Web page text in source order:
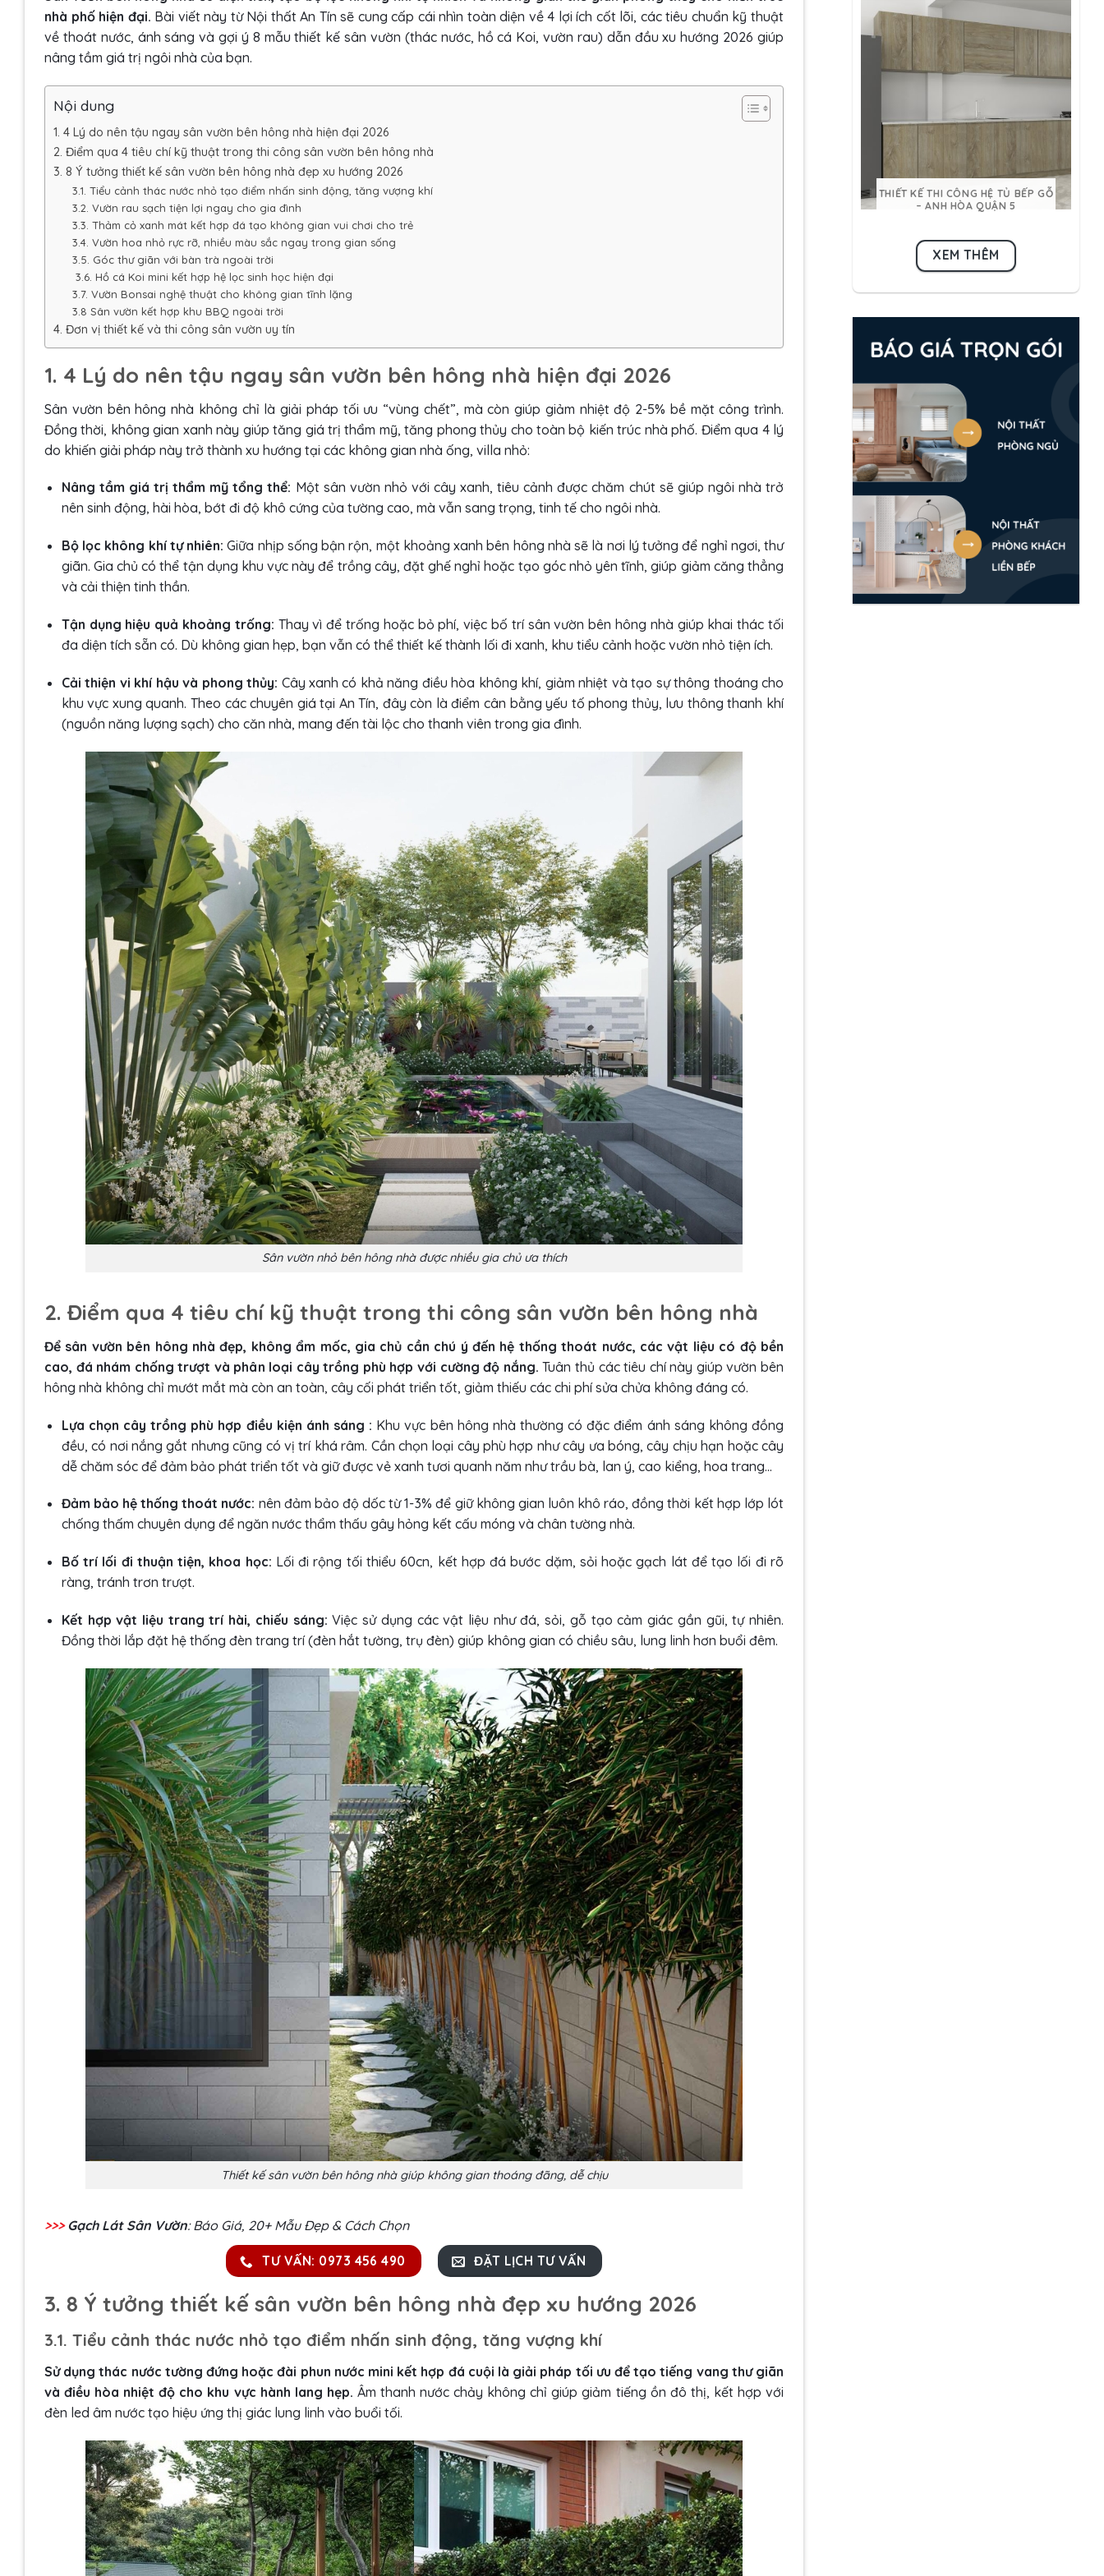
nhà phố hiện đại. Bài viết này từ Nội thất An Tín sẽ cung cấp cái nhìn toàn diện về 4 lợi ích cốt lõi, các tiêu chuẩn kỹ thuật
về thoát nước, ánh sáng và gợi ý 8 mẫu thiết kế sân vườn (thác nước, hồ cá Koi, vườn rau) dẫn đầu xu hướng 2026 giúp
nâng tầm giá trị ngôi nhà của bạn.
Nội dung
1. 4 Lý do nên tậu ngay sân vườn bên hông nhà hiện đại 2026
2. Điểm qua 4 tiêu chí kỹ thuật trong thi công sân vườn bên hông nhà
3. 8 Ý tưởng thiết kế sân vườn bên hông nhà đẹp xu hướng 2026
3.1. Tiểu cảnh thác nước nhỏ tạo điểm nhấn sinh động, tăng vượng khí
3.2. Vườn rau sạch tiện lợi ngay cho gia đình
3.3. Thảm cỏ xanh mát kết hợp đá tạo không gian vui chơi cho trẻ
3.4. Vườn hoa nhỏ rực rỡ, nhiều màu sắc ngay trong gian sống
3.5. Góc thư giãn với bàn trà ngoài trời
3.6. Hồ cá Koi mini kết hợp hệ lọc sinh học hiện đại
3.7. Vườn Bonsai nghệ thuật cho không gian tĩnh lặng
3.8 Sân vườn kết hợp khu BBQ ngoài trời
4. Đơn vị thiết kế và thi công sân vườn uy tín
1. 4 Lý do nên tậu ngay sân vườn bên hông nhà hiện đại 2026
Sân vườn bên hông nhà không chỉ là giải pháp tối ưu “vùng chết”, mà còn giúp giảm nhiệt độ 2-5% bề mặt công trình.
Đồng thời, không gian xanh này giúp tăng giá trị thẩm mỹ, tăng phong thủy cho toàn bộ kiến trúc nhà phố. Điểm qua 4 lý
do khiến giải pháp này trở thành xu hướng tại các không gian nhà ống, villa nhỏ:
Nâng tầm giá trị thẩm mỹ tổng thể: Một sân vườn nhỏ với cây xanh, tiêu cảnh được chăm chút sẽ giúp ngôi nhà trở
nên sinh động, hài hòa, bớt đi độ khô cứng của tường cao, mà vẫn sang trọng, tinh tế cho ngôi nhà.
Bộ lọc không khí tự nhiên:Giữa nhịp sống bận rộn, một khoảng xanh bên hông nhà sẽ là nơi lý tưởng để nghỉ ngơi, thư
giãn. Gia chủ có thể tận dụng khu vực này để trồng cây, đặt ghế nghỉ hoặc tạo góc nhỏ yên tĩnh, giúp giảm căng thẳng
và cải thiện tinh thần.
Tận dụng hiệu quả khoảng trống: Thay vì để trống hoặc bỏ phí, việc bố trí sân vườn bên hông nhà giúp khai thác tối
đa diện tích sẵn có. Dù không gian hẹp, bạn vẫn có thể thiết kế thành lối đi xanh, khu tiểu cảnh hoặc vườn nhỏ tiện ích.
Cải thiện vi khí hậu và phong thủy: Cây xanh có khả năng điều hòa không khí, giảm nhiệt và tạo sự thông thoáng cho
khu vực xung quanh. Theo các chuyên giá tại An Tín, đây còn là điểm cân bằng yếu tố phong thủy, lưu thông thanh khí
(nguồn năng lượng sạch) cho căn nhà, mang đến tài lộc cho thanh viên trong gia đình.
Sân vườn nhỏ bên hông nhà được nhiều gia chủ ưa thích
2. Điểm qua 4 tiêu chí kỹ thuật trong thi công sân vườn bên hông nhà
Để sân vườn bên hông nhà đẹp, không ẩm mốc, gia chủ cần chú ý đến hệ thống thoát nước, các vật liệu có độ bền
cao, đá nhám chống trượt và phân loại cây trồng phù hợp với cường độ nắng. Tuân thủ các tiêu chí này giúp vườn bên
hông nhà không chỉ mướt mắt mà còn an toàn, cây cối phát triển tốt, giảm thiếu các chi phí sửa chửa không đáng có.
Lựa chọn cây trồng phù hợp điều kiện ánh sáng : Khu vực bên hông nhà thường có đặc điểm ánh sáng không đồng
đều, có nơi nắng gắt nhưng cũng có vị trí khá râm. Cần chọn loại cây phù hợp như cây ưa bóng, cây chịu hạn hoặc cây
dễ chăm sóc để đảm bảo phát triển tốt và giữ được vẻ xanh tươi quanh năm như trầu bà, lan ý, cao kiểng, hoa trang…
Đảm bảo hệ thống thoát nước: nên đảm bảo độ dốc từ 1-3% để giữ không gian luôn khô ráo, đồng thời kết hợp lớp lót
chống thấm chuyên dụng để ngăn nước thẩm thấu gây hỏng kết cấu móng và chân tường nhà.
Bố trí lối đi thuận tiện, khoa học: Lối đi rộng tối thiểu 60cn, kết hợp đá bước dặm, sỏi hoặc gạch lát để tạo lối đi rõ
ràng, tránh trơn trượt.
Kết hợp vật liệu trang trí hài, chiếu sáng:Việc sử dụng các vật liệu như đá, sỏi, gỗ tạo cảm giác gần gũi, tự nhiên.
Đồng thời lắp đặt hệ thống đèn trang trí (đèn hắt tường, trụ đèn) giúp không gian có chiều sâu, lung linh hơn buổi đêm.
Thiết kế sân vườn bên hông nhà giúp không gian thoáng đãng, dễ chịu
>>> Gạch Lát Sân Vườn: Báo Giá, 20+ Mẫu Đẹp & Cách Chọn
TƯ VẤN: 0973 456 490 ĐẶT LỊCH TƯ VẤN
3. 8 Ý tưởng thiết kế sân vườn bên hông nhà đẹp xu hướng 2026
3.1. Tiểu cảnh thác nước nhỏ tạo điểm nhấn sinh động, tăng vượng khí
Sử dụng thác nước tường đứng hoặc đài phun nước mini kết hợp đá cuội là giải pháp tối ưu để tạo tiếng vang thư giãn
và điều hòa nhiệt độ cho khu vực hành lang hẹp. Âm thanh nước chảy không chỉ giúp giảm tiếng ồn đô thị, kết hợp với
đèn led âm nước tạo hiệu ứng thị giác lung linh vào buổi tối.
THIẾT KẾ THI CÔNG HỆ TỦ BẾP GỖ
– ANH HÒA QUẬN 5
XEM THÊM